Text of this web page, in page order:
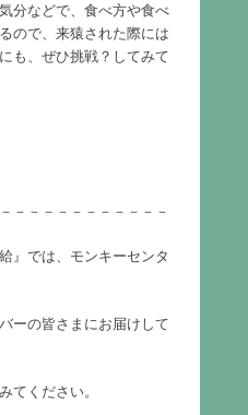
分などで、食べ方や食べ
ので、来猿された際には
も、ぜひ挑戦？してみて
－－－－－－－－－－－
』では、モンキーセンタ
ーの皆さまにお届けして
てください。